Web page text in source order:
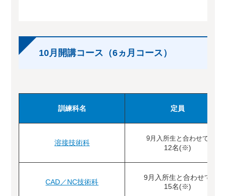
10月開講コース（6ヵ月コース）
訓練科名 定員
溶接技術科 9月入所生と合わせて
12名(※)
CAD／NC技術科
9月入所生と合わせて
15名(※)